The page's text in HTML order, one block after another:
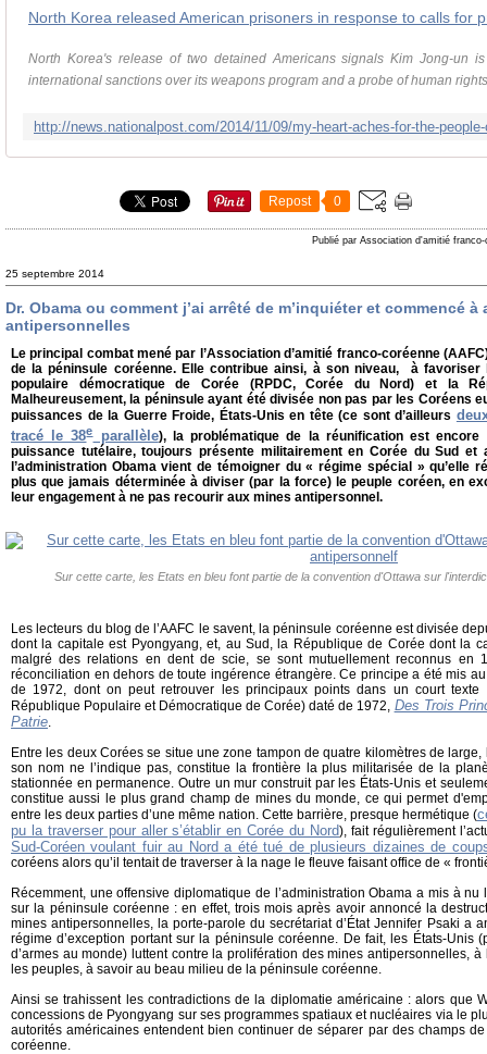
North Korea's release of two detained Americans signals Kim Jong-un
international sanctions over its weapons program and a probe of human
Repost 0
Publié par Association d'amitié franco-
25 septembre 2014
Dr. Obama ou comment j’ai arrêté de m’inquiéter et commencé à
antipersonnelles
Le principal combat mené par l’Association d’amitié franco-coréenne
de la péninsule coréenne. Elle contribue ainsi, à son niveau, à favoriser
populaire démocratique de Corée (RPDC, Corée du Nord) et la
Malheureusement, la péninsule ayant été divisée non pas par les Coréens
puissances de la Guerre Froide, États-Unis en tête (ce sont d’ailleurs
tracé le 38eparallèle), la problématique de la réunification est
puissance tutélaire, toujours présente militairement en Corée du Sud et
l’administration Obama vient de témoigner du « régime spécial » qu’elle
plus que jamais déterminée à diviser (par la force) le peuple coréen, en
leur engagement à ne pas recourir aux mines antipersonnel.
Sur cette carte, les Etats en bleu font partie de la convention d'Ottawa sur
Les lecteurs du blog de l’AAFC le savent, la péninsule coréenne est divisée
dont la capitale est Pyongyang, et, au Sud, la République de Corée dont la
malgré des relations en dent de scie, se sont mutuellement reconnus en
réconciliation en dehors de toute ingérence étrangère. Ce principe a été mis
de 1972, dont on peut retrouver les principaux points dans un court
République Populaire et Démocratique de Corée) daté de 1972, Des Trois
Patrie
Entre les deux Corées se situe une zone tampon de quatre kilomètres de
son nom ne l’indique pas, constitue la frontière la plus militarisée de la
stationnée en permanence. Outre un mur construit par les États-Unis et
constitue aussi le plus grand champ de mines du monde, ce qui permet
entre les deux parties d’une même nation. Cette barrière, presque hermétique (
pu la traverser pour aller s’établir en Corée du Nord), fait régulièrement
Sud-Coréen voulant fuir au Nord a été tué de plusieurs dizaines de
coréens alors qu’il tentait de traverser à la nage le fleuve faisant office de «
Récemment, une offensive diplomatique de l’administration Obama a mis à
sur la péninsule coréenne : en effet, trois mois après avoir annoncé la
mines antipersonnelles, la porte-parole du secrétariat d’État Jennifer Psaki a
régime d’exception portant sur la péninsule coréenne. De fait, les États-Unis
d’armes au monde) luttent contre la prolifération des mines antipersonnelles,
les peuples, à savoir au beau milieu de la péninsule coréenne.
Ainsi se trahissent les contradictions de la diplomatie américaine : alors que
concessions de Pyongyang sur ses programmes spatiaux et nucléaires via le
autorités américaines entendent bien continuer de séparer par des champs
coréenne.